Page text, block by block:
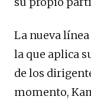
La nueva
la que aplica
de los
momento,